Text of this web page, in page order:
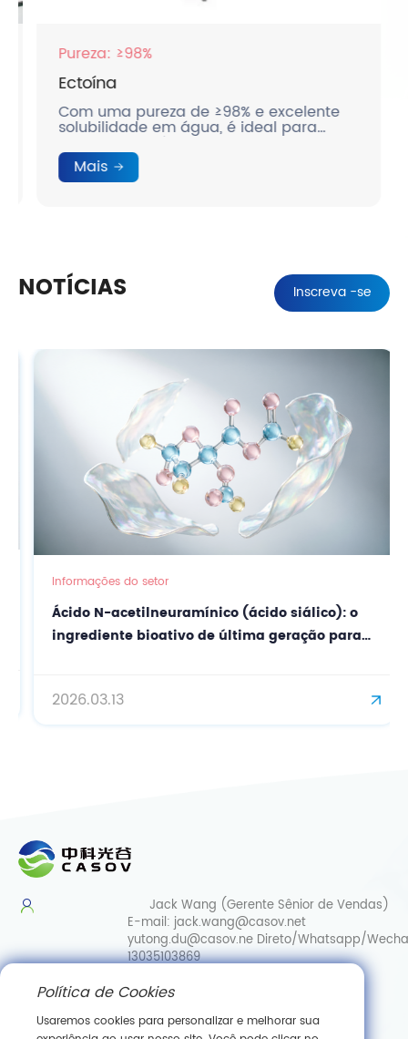
Pureza: ≥98%
Ectoína
Com uma pureza de ≥98% e excelente
solubilidade em água, é ideal para
aplicações médicas e de cuidados com
a pele avançados.
Mais
NOTÍCIAS Inscreva -se
Informações do setor
Ácido N-acetilneuramínico (ácido siálico): o
ingrediente bioativo de última geração para
2026.03.13
Jack Wang (Gerente Sênior de Vendas)
E-mail: jack.wang@casov.net
yutong.du@casov.ne Direto/Whatsapp/
13035103869
Serviços e sugestões
Direct/Whatsapp/Wechat: 0086-
Política de Cookies
Usaremos cookies para personalizar e melhorar sua